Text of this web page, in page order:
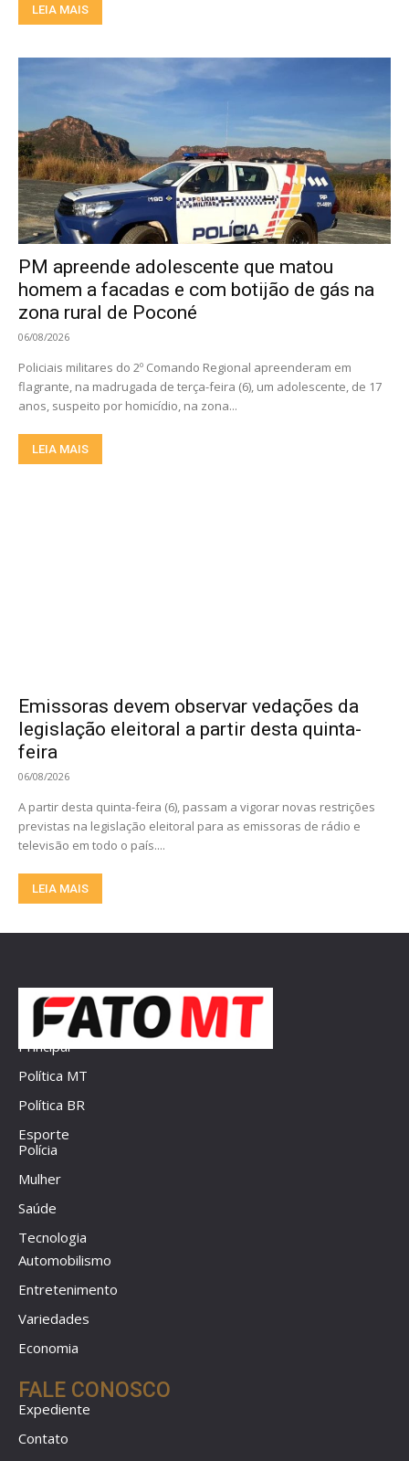
LEIA MAIS
PM apreende adolescente que matou
homem a facadas e com botijão de gás na
zona rural de Poconé
06/08/2026
Policiais militares do 2º Comando Regional apreenderam em
flagrante, na madrugada de terça-feira (6), um adolescente, de 17
anos, suspeito por homicídio, na zona...
LEIA MAIS
Emissoras devem observar vedações da
legislação eleitoral a partir desta quinta-
feira
06/08/2026
A partir desta quinta-feira (6), passam a vigorar novas restrições
previstas na legislação eleitoral para as emissoras de rádio e
televisão em todo o país....
LEIA MAIS
Principal
Política MT
Política BR
Esporte
Polícia
Mulher
Saúde
Tecnologia
Automobilismo
Entretenimento
Variedades
Economia
FALE CONOSCO
Expediente
Contato